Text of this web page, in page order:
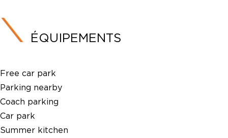
ÉQUIPEMENTS
Free car park
Parking nearby
Coach parking
Car park
Summer kitchen